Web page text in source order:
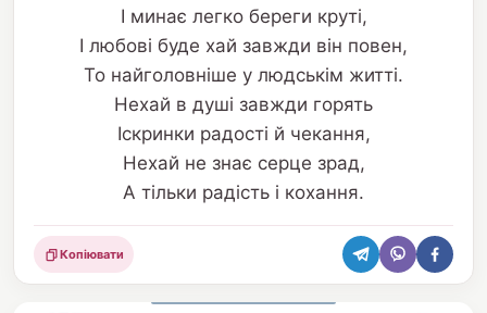
І минає легко береги круті,
І любові буде хай завжди він повен,
То найголовніше у людськім житті.
Нехай в душі завжди горять
Іскринки радості й чекання,
Нехай не знає серце зрад,
А тільки радість і кохання.
Поділитися
Копіювати